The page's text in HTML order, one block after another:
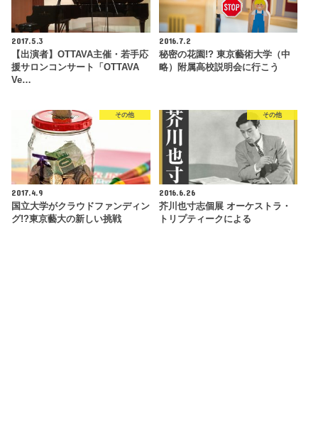
2017.5.3
【出演者】OTTAVA主催・若手応
援サロンコンサート「OTTAVA
Ve…
2016.7.2
秘密の花園!? 東京藝術大学（中
略）附属高校説明会に行こう
その他
2017.4.9
国立大学がクラウドファンディン
グ!?東京藝大の新しい挑戦
その他
2016.6.26
芥川也寸志個展 オーケストラ・
トリプティークによる